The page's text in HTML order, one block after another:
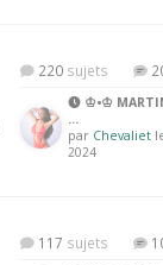
220
♔•♔
…
par Chevaliet
2024
117